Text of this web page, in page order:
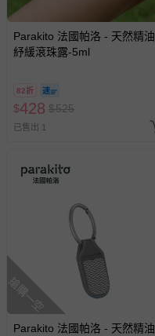
Parakito 法國帕洛 - 天然精油
紓緩滾珠露-5ml
82折
$428 $525
已售出 1
搶購一空
Parakito 法國帕洛 - 天然精油